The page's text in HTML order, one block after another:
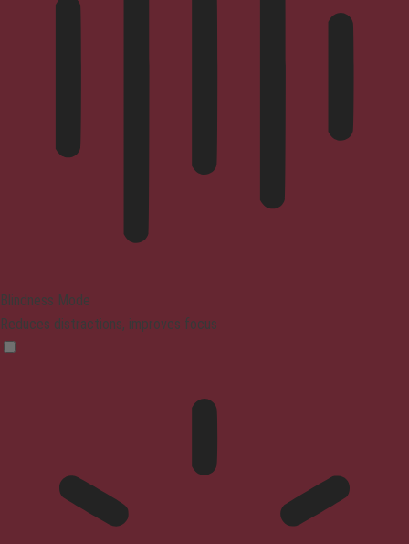
Blindness Mode
Reduces distractions, improves focus